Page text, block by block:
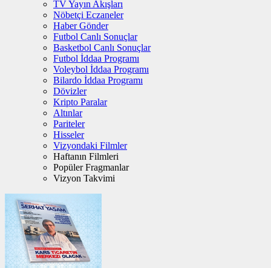
TV Yayın Akışları
Nöbetçi Eczaneler
Haber Gönder
Futbol Canlı Sonuçlar
Basketbol Canlı Sonuçlar
Futbol İddaa Programı
Voleybol İddaa Programı
Bilardo İddaa Programı
Dövizler
Kripto Paralar
Altınlar
Pariteler
Hisseler
Vizyondaki Filmler
Haftanın Filmleri
Popüler Fragmanlar
Vizyon Takvimi